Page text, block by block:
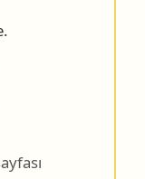
indirip